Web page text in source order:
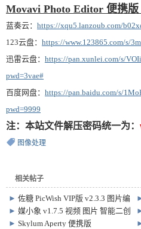
Movavi Photo Editor 便携版
蓝奏云： https://xqu5.lanzoub.com/
123云盘： https://www.123865.com/s/
迅雷云盘： https://pan.xunlei.com/s/
pwd=3vae#
百度网盘： https://pan.baidu.com/s/
pwd=9999
注：本站文件解压密码统一为：
图像处理
相关帖子
►佐糖 PicWish VIP版 v2.3.3 图片编
辑处理软件
►媒小象 v1.7.5 视频 图片 智能二创
软件
►Skylum Aperty 便携版